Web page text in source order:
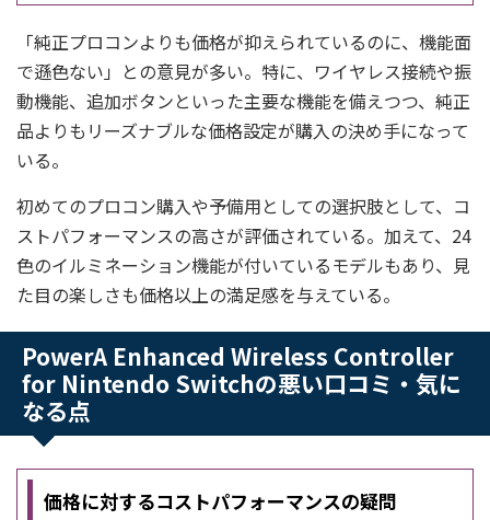
「純正プロコンよりも価格が抑えられているのに、機能面
で遜色ない」との意見が多い。特に、ワイヤレス接続や振
動機能、追加ボタンといった主要な機能を備えつつ、純正
品よりもリーズナブルな価格設定が購入の決め手になって
いる。
初めてのプロコン購入や予備用としての選択肢として、コ
ストパフォーマンスの高さが評価されている。加えて、24
色のイルミネーション機能が付いているモデルもあり、見
た目の楽しさも価格以上の満足感を与えている。
PowerA Enhanced Wireless Controller
for Nintendo Switchの悪い口コミ・気に
なる点
価格に対するコストパフォーマンスの疑問